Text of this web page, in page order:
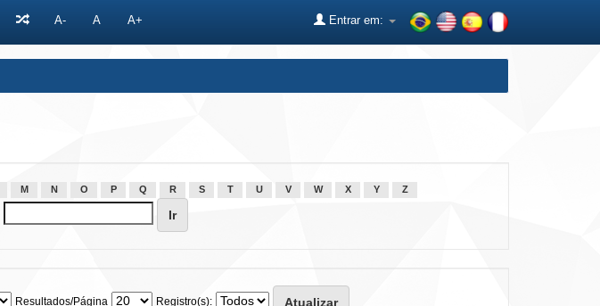
A- A A+ Entrar em:
M N O P Q R S T U V W X Y Z
Resultados/Página Registro(s):